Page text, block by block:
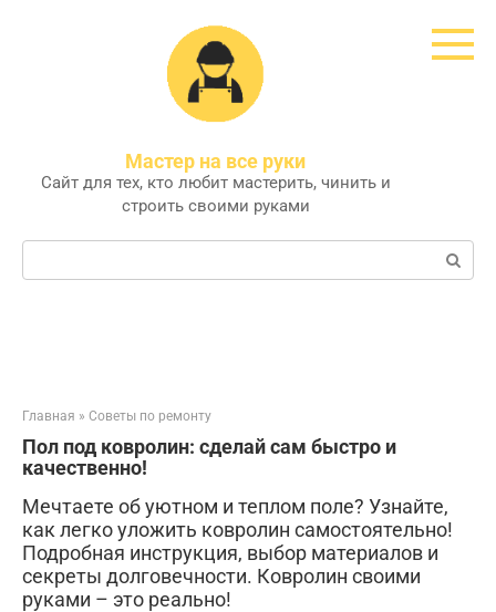
Мастер на все руки
Сайт для тех, кто любит мастерить, чинить и
строить своими руками
Поиск:
Главная » Советы по ремонту
Пол под ковролин: сделай сам быстро и
качественно!
Мечтаете об уютном и теплом поле? Узнайте,
как легко уложить ковролин самостоятельно!
Подробная инструкция, выбор материалов и
секреты долговечности. Ковролин своими
руками – это реально!